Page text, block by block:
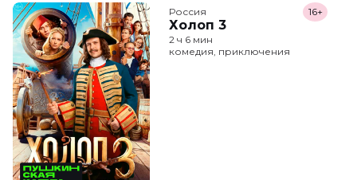
Россия
Холоп 3
16+
2 ч 6 мин
комедия, приключения